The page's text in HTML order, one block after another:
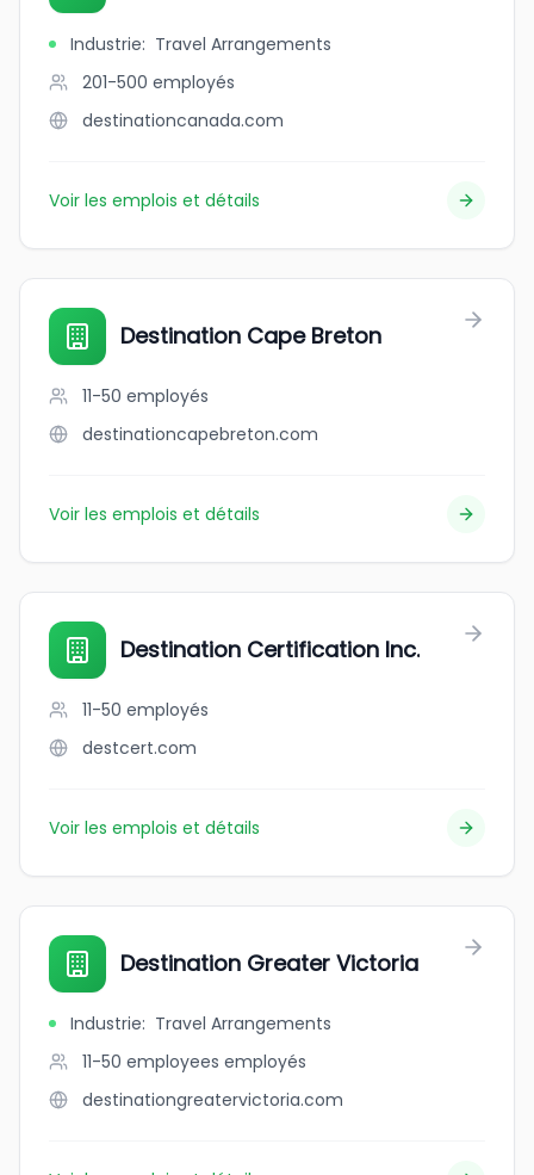
Industrie: Travel Arrangements
201-500 employés
destinationcanada.com
Voir les emplois et détails
Destination Cape Breton
11-50 employés
destinationcapebreton.com
Voir les emplois et détails
Destination Certification Inc.
11-50 employés
destcert.com
Voir les emplois et détails
Destination Greater Victoria
Industrie: Travel Arrangements
11-50 employees employés
destinationgreatervictoria.com